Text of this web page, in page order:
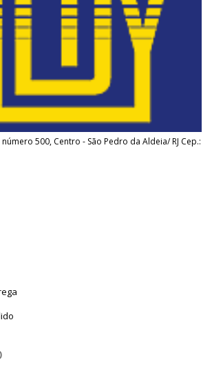
500, Centro - São Pedro da Aldeia/ RJ Cep.: